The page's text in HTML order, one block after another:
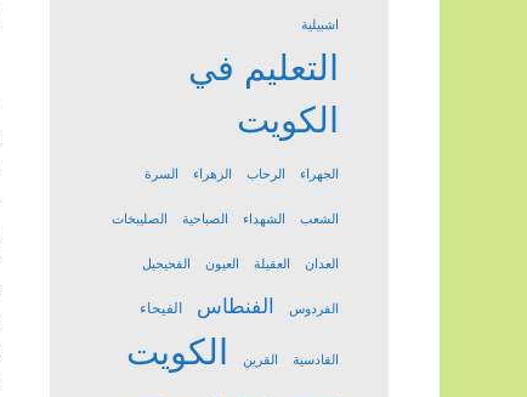
اشبيلية
التعليم في
الكويت
الجهراء الرحاب الزهراء السرة
الشعب الشهداء الصباحية الصليبخات
العدان العقيلة العيون الفحيحيل
الفردوس الفنطاس الفيحاء
القادسية القرين الكويت